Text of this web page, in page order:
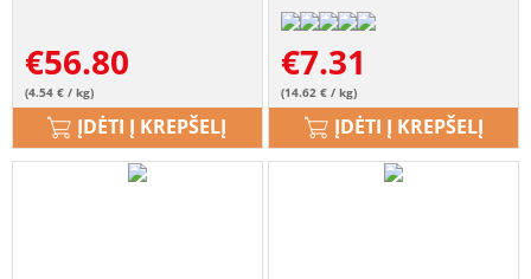
€56.80
(4.54 € / kg)
ĮDĖTI Į KREPŠELĮ
€7.31
(14.62 € / kg)
ĮDĖTI Į KREPŠELĮ